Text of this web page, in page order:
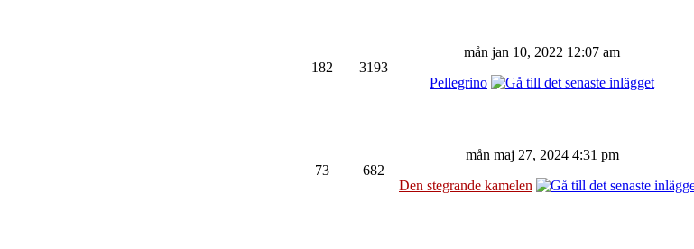
182 3193
mån jan 10, 2022 12:07 am
Pellegrino
73 682
mån maj 27, 2024 4:31 pm
Den stegrande kamelen